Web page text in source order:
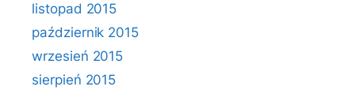
listopad 2015
październik 2015
wrzesień 2015
sierpień 2015